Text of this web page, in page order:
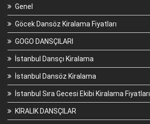
Genel
Göcek Dansöz Kiralama Fiyatları
GOGO DANSÇILARI
İstanbul Dansçı Kiralama
İstanbul Dansöz Kiralama
İstanbul Sıra Gecesi Ekibi Kiralama Fiyatları
KİRALIK DANSÇILAR